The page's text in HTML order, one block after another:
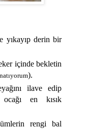
yıkayıp derin bir
içinde bekletin
).
ilave edip
ocağı en kısık
rengi bal